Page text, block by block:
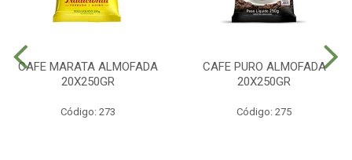
CAFE MARATA ALMOFADA
20X250GR
Código: 273
CAFE PURO ALMOFADA
20X250GR
Código: 275